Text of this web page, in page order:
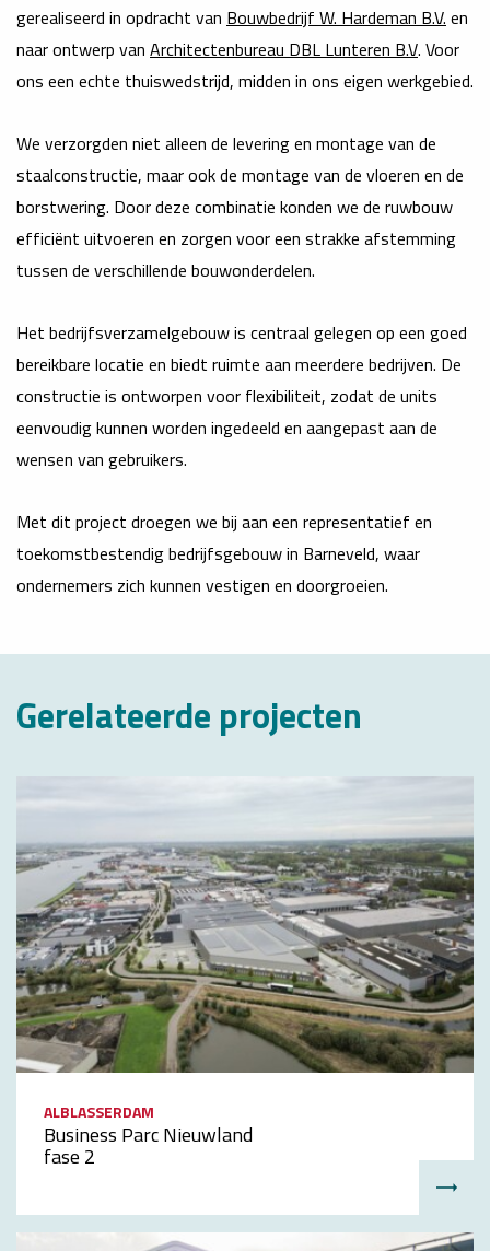
gerealiseerd in opdracht van Bouwbedrijf W. Hardeman B.V. en
naar ontwerp van Architectenbureau DBL Lunteren B.V. Voor
ons een echte thuiswedstrijd, midden in ons eigen werkgebied.
We verzorgden niet alleen de levering en montage van de
staalconstructie, maar ook de montage van de vloeren en de
borstwering. Door deze combinatie konden we de ruwbouw
efficiënt uitvoeren en zorgen voor een strakke afstemming
tussen de verschillende bouwonderdelen.
Het bedrijfsverzamelgebouw is centraal gelegen op een goed
bereikbare locatie en biedt ruimte aan meerdere bedrijven. De
constructie is ontworpen voor flexibiliteit, zodat de units
eenvoudig kunnen worden ingedeeld en aangepast aan de
wensen van gebruikers.
Met dit project droegen we bij aan een representatief en
toekomstbestendig bedrijfsgebouw in Barneveld, waar
ondernemers zich kunnen vestigen en doorgroeien.
Gerelateerde projecten
ALBLASSERDAM
Business Parc Nieuwland
fase 2